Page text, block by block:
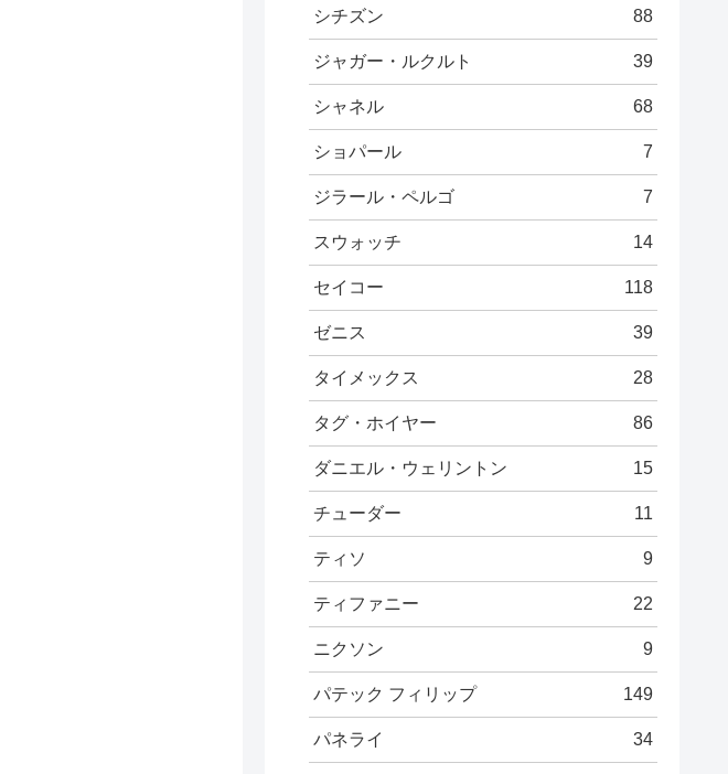
シチズン 88
ジャガー・ルクルト 39
シャネル 68
ショパール 7
ジラール・ペルゴ 7
スウォッチ 14
セイコー 118
ゼニス 39
タイメックス 28
タグ・ホイヤー 86
ダニエル・ウェリントン 15
チューダー 11
ティソ 9
ティファニー 22
ニクソン 9
パテック フィリップ 149
パネライ 34